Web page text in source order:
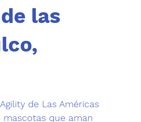
las
de Las Américas
que aman